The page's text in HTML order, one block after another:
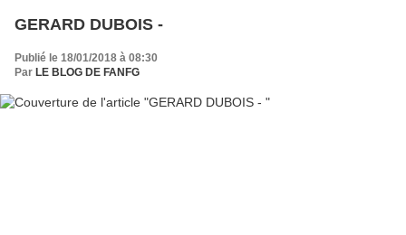
GERARD DUBOIS -
Publié le 18/01/2018 à 08:30
Par LE BLOG DE FANFG